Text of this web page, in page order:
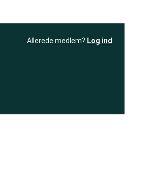
Allerede medlem? Log ind